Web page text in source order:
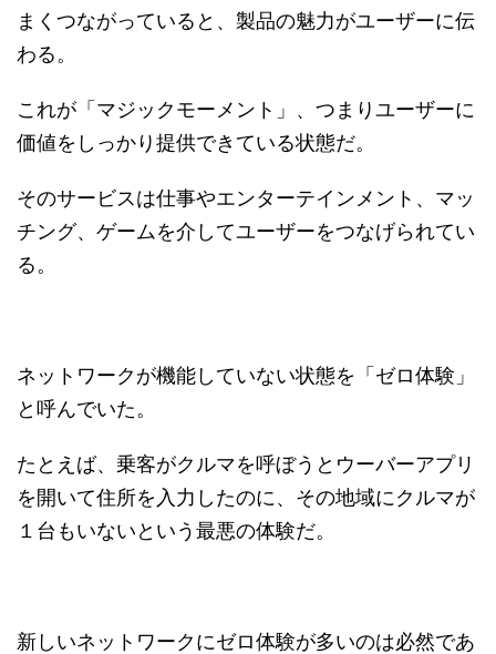
まくつながっていると、製品の魅力がユーザーに伝
わる。
これが「マジックモーメント」、つまりユーザーに
価値をしっかり提供できている状態だ。
そのサービスは仕事やエンターテインメント、マッ
チング、ゲームを介してユーザーをつなげられてい
る。
ネットワークが機能していない状態を「ゼロ体験」
と呼んでいた。
たとえば、乗客がクルマを呼ぼうとウーバーアプリ
を開いて住所を入力したのに、その地域にクルマが
１台もいないという最悪の体験だ。
新しいネットワークにゼロ体験が多いのは必然であ